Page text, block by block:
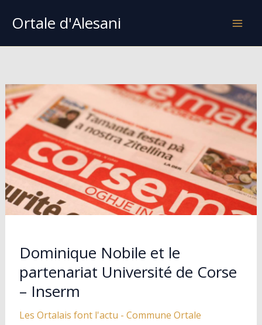
Ortale d'Alesani
Dominique Nobile et le
partenariat Université de Corse
– Inserm
Les Ortalais font l'actu - Commune Ortale